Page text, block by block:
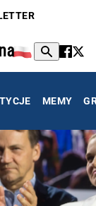
MEMY